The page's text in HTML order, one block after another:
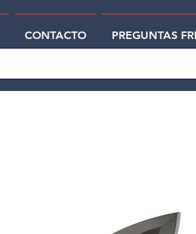
CONTACTO PREGUNTAS